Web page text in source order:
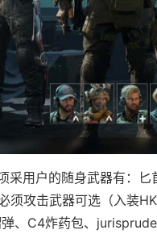
采用户的随身武器有：
须攻击武器可选（入装
、C4炸药包、